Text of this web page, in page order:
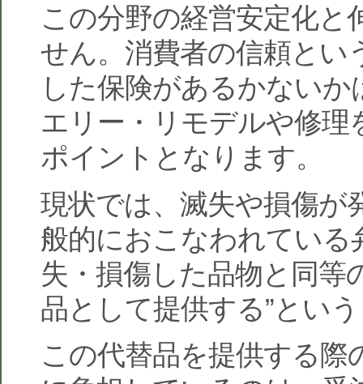
この分野の経営安定化と
せん。消費者の信頼とい
した保険があるかない
エリー・リモデルや修理
ポイントとなります。
現状では、滅失や損傷が
般的におこなわれている
失・損傷した品物と同等
品として提供する”とい
この代替品を提供する際